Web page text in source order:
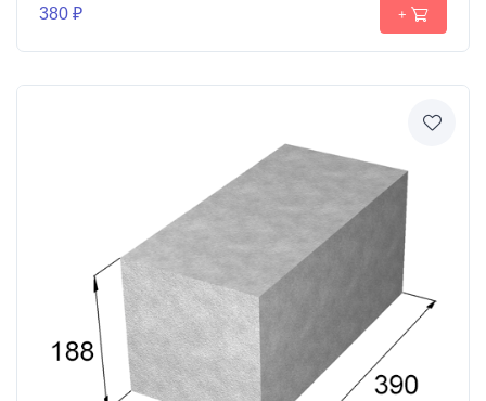
380 ₽ +